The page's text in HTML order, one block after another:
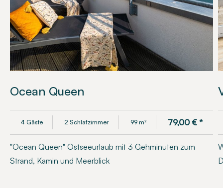
Ocean Queen
4 Gäste 2 Schlafzimmer 99 m² 79,00 €*
"Ocean Queen" Ostseeurlaub mit 3 Gehminuten zum
Strand, Kamin und Meerblick